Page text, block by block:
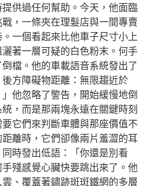
提供過任何幫助。今天，他面臨
，一條夾在理髮店與一間專賣
一個看起來比他車子尺寸小上
著一層可疑的白色粉末。何手
檔。他的車載語音系統發出了
方障礙物距離：無限趨近於
他忽略了警告，開始緩慢地倒
，而是那兩塊永遠在關鍵時刻
它們來判斷車體與那座價值不
離時，它們卻像兩片羞澀的耳
時發出低語：「你還是別看
殘感覺心臟快要跳出來了。他
、覆蓋著鏽跡斑斑鐵網的多層